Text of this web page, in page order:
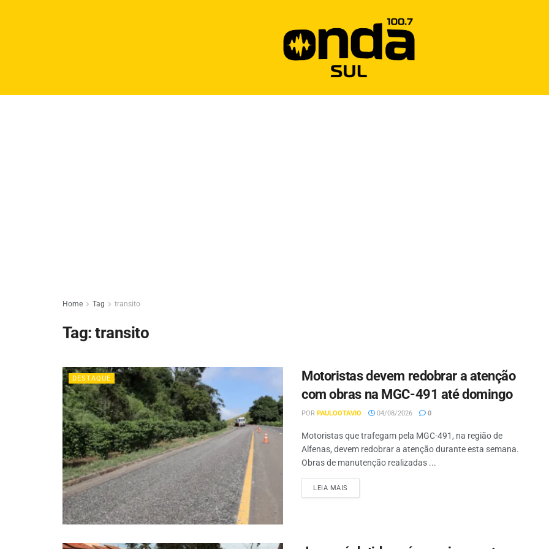
Home Tag transito
Tag:transito
DESTAQUE
Motoristas devem redobrar a atenção
com obras na MGC-491 até domingo
POR PAULOOTAVIO 04/08/2026 0
Motoristas que trafegam pela MGC-491, na região de
Alfenas, devem redobrar a atenção durante esta semana.
Obras de manutenção realizadas ...
LEIA MAIS